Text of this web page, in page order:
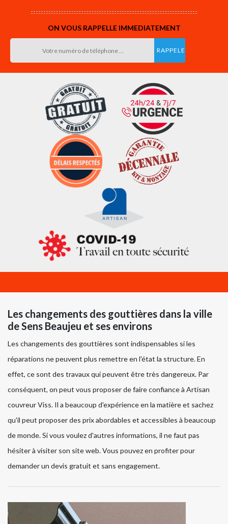
ON VOUS RAPPELLE IMMEDIATEMENT
Les changements des gouttières dans la ville
de Sens Beaujeu et ses environs
Les changements des gouttières sont indispensables si les
réparations ne peuvent plus remettre en l'état la structure. En
effet, ce sont des travaux qui peuvent être très dangereux. Par
conséquent, on peut vous proposer de faire confiance à Artisan
couvreur Viss. Il a beaucoup d'expérience en la matière et sachez
qu'il peut proposer des prix abordables et accessibles à beaucoup
de monde. Si vous voulez d'autres informations, il ne faut pas
hésiter à visiter son site web. Vous pouvez en profiter pour
demander un devis gratuit et sans engagement.